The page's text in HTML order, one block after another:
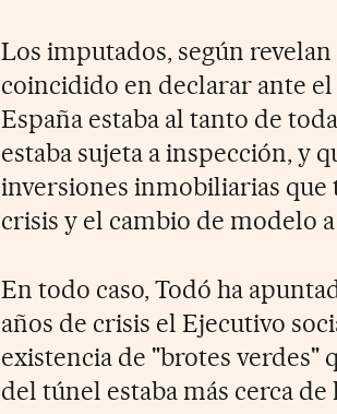
Los imputados, según revelan
coincidido en declarar ante
España estaba al tanto de
estaba sujeta a inspección, y
inversiones inmobiliarias que
crisis y el cambio de modelo
En todo caso, Todó ha
años de crisis el Ejecutivo
existencia de "brotes verdes"
del túnel estaba más cerca de